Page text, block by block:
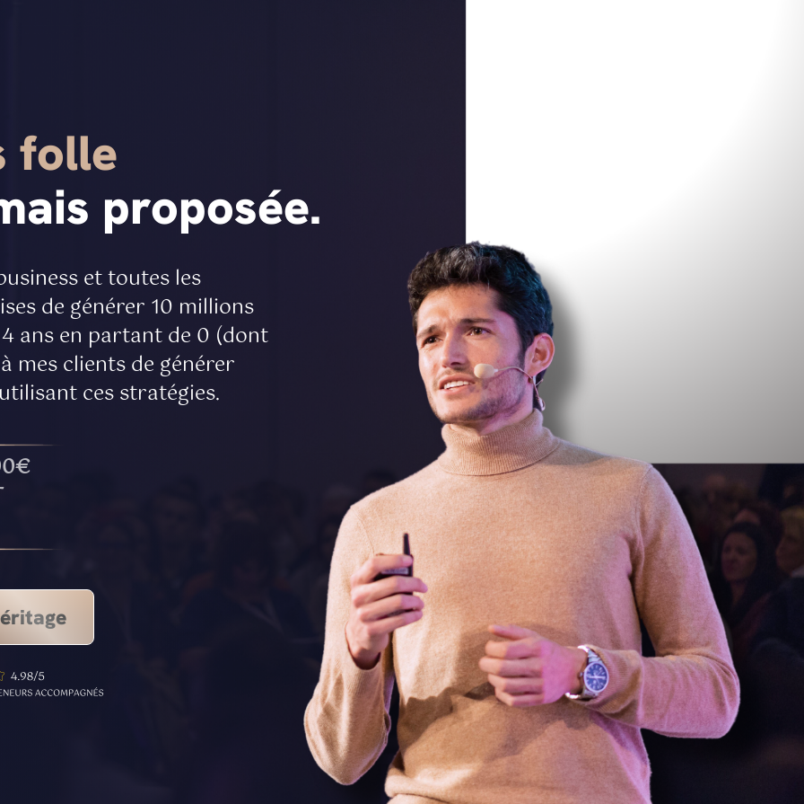
folle
proposée.
et toutes les
de générer 10 millions
ans en partant de 0 (dont
mes clients de générer
ces stratégies.